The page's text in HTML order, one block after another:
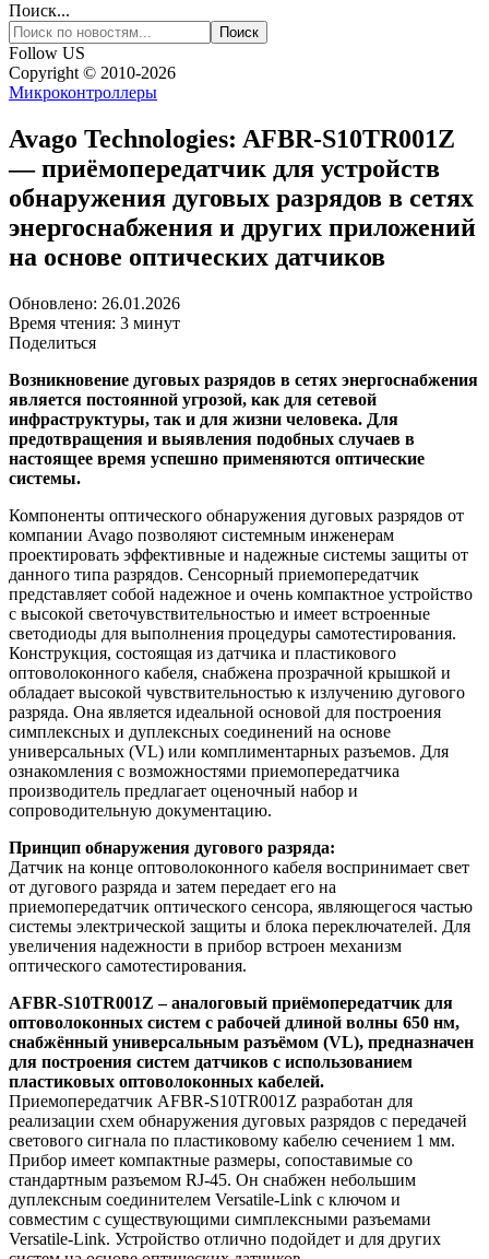
Поиск...
Follow US
Copyright © 2010-2026
Микроконтроллеры
Avago Technologies: AFBR-S10TR001Z
— приёмопередатчик для устройств
обнаружения дуговых разрядов в сетях
энергоснабжения и других приложений
на основе оптических датчиков
Обновлено: 26.01.2026
Время чтения: 3 минут
Поделиться
Возникновение дуговых разрядов в сетях энергоснабжения
является постоянной угрозой, как для сетевой
инфраструктуры, так и для жизни человека. Для
предотвращения и выявления подобных случаев в
настоящее время успешно применяются оптические
системы.
Компоненты оптического обнаружения дуговых разрядов от
компании Avago позволяют системным инженерам
проектировать эффективные и надежные системы защиты от
данного типа разрядов. Сенсорный приемопередатчик
представляет собой надежное и очень компактное устройство
с высокой светочувствительностью и имеет встроенные
светодиоды для выполнения процедуры самотестирования.
Конструкция, состоящая из датчика и пластикового
оптоволоконного кабеля, снабжена прозрачной крышкой и
обладает высокой чувствительностью к излучению дугового
разряда. Она является идеальной основой для построения
симплексных и дуплексных соединений на основе
универсальных (VL) или комплиментарных разъемов. Для
ознакомления с возможностями приемопередатчика
производитель предлагает оценочный набор и
сопроводительную документацию.
Принцип обнаружения дугового разряда:
Датчик на конце оптоволоконного кабеля воспринимает свет
от дугового разряда и затем передает его на
приемопередатчик оптического сенсора, являющегося частью
системы электрической защиты и блока переключателей. Для
увеличения надежности в прибор встроен механизм
оптического самотестирования.
AFBR-S10TR001Z – аналоговый приёмопередатчик для
оптоволоконных систем с рабочей длиной волны 650 нм,
снабжённый универсальным разъёмом (VL), предназначен
для построения систем датчиков с использованием
пластиковых оптоволоконных кабелей.
Приемопередатчик AFBR-S10TR001Z разработан для
реализации схем обнаружения дуговых разрядов с передачей
светового сигнала по пластиковому кабелю сечением 1 мм.
Прибор имеет компактные размеры, сопоставимые со
стандартным разъемом RJ-45. Он снабжен небольшим
дуплексным соединителем Versatile-Link с ключом и
совместим с существующими симплексными разъемами
Versatile-Link. Устройство отлично подойдет и для других